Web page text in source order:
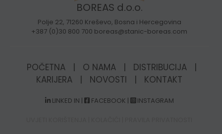
BOREAS d.o.o.
Polje 22, 71260 Kreševo, Bosna i Hercegovina
+387 (0)30 800 700 boreas@stanic-boreas.com
POČETNA | O NAMA | DISTRIBUCIJA
|
KARIJERA
| NOVOSTI | KONTAKT
LINKED IN | FACEBOOK | INSTAGRAM